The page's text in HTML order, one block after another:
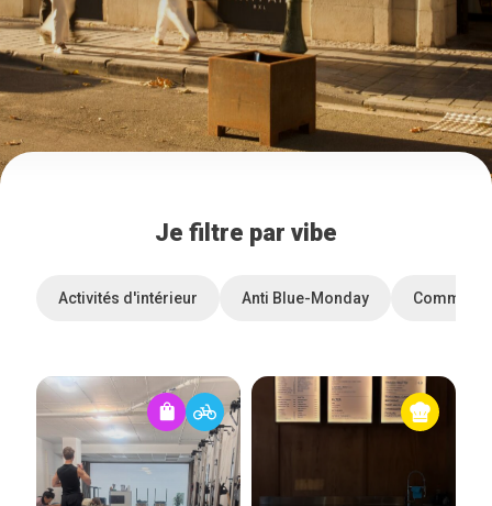
Je filtre par vibe
Activités d'intérieur Anti Blue-Monday